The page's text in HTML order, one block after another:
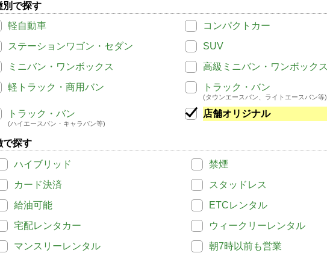
別で探す
軽自動車
コンパクトカー
ステーションワゴン・セダン
SUV
ミニバン・ワンボックス
高級ミニバン・ワンボックス
軽トラック・商用バン
トラック・バン
(タウンエースバン、ライトエースバン等)
トラック・バン
(ハイエースバン・キャラバン等)
店舗オリジナル
で探す
ハイブリッド
禁煙
カード決済
スタッドレス
給油可能
ETCレンタル
宅配レンタカー
ウィークリーレンタル
マンスリーレンタル
朝7時以前も営業